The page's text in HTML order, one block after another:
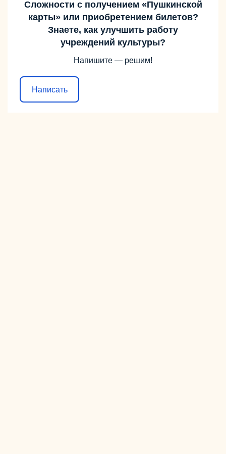
Сложности с получением «Пушкинской
карты» или приобретением билетов?
Знаете, как улучшить работу
учреждений культуры?
Напишите — решим!
Написать